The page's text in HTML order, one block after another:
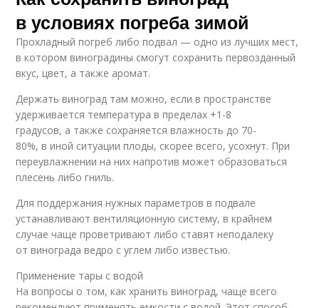
в условиях погреба зимой
Прохладный погреб либо подвал — одно из лучших мест,
в котором виноградины смогут сохранить первозданный
вкус, цвет, а также аромат.
Держать виноград там можно, если в пространстве
удерживается температура в пределах +1-8
градусов, а также сохраняется влажность до 70-
80%, в иной ситуации плоды, скорее всего, усохнут. При
переувлажнении на них напротив может образоваться
плесень либо гниль.
Для поддержания нужных параметров в подвале
устанавливают вентиляционную систему, в крайнем
случае чаще проветривают либо ставят неподалеку
от винограда ведро с углем либо известью.
Применение тары с водой
На вопросы о том, как хранить виноград, чаще всего